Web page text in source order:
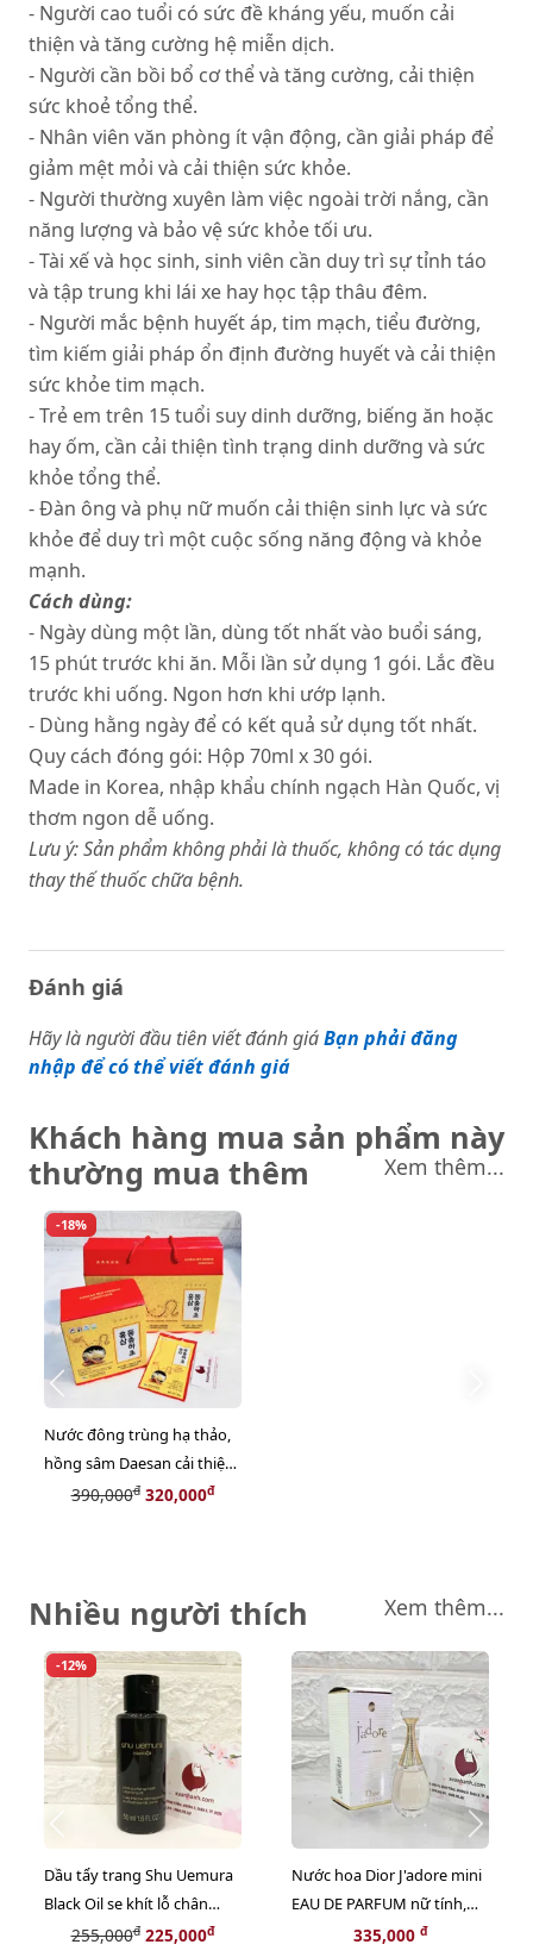
- Người cao tuổi có sức đề kháng yếu, muốn cải
thiện và tăng cường hệ miễn dịch.
- Người cần bồi bổ cơ thể và tăng cường, cải thiện
sức khoẻ tổng thể.
- Nhân viên văn phòng ít vận động, cần giải pháp để
giảm mệt mỏi và cải thiện sức khỏe.
- Người thường xuyên làm việc ngoài trời nắng, cần
năng lượng và bảo vệ sức khỏe tối ưu.
- Tài xế và học sinh, sinh viên cần duy trì sự tỉnh táo
và tập trung khi lái xe hay học tập thâu đêm.
- Người mắc bệnh huyết áp, tim mạch, tiểu đường,
tìm kiếm giải pháp ổn định đường huyết và cải thiện
sức khỏe tim mạch.
- Trẻ em trên 15 tuổi suy dinh dưỡng, biếng ăn hoặc
hay ốm, cần cải thiện tình trạng dinh dưỡng và sức
khỏe tổng thể.
- Đàn ông và phụ nữ muốn cải thiện sinh lực và sức
khỏe để duy trì một cuộc sống năng động và khỏe
mạnh.
Cách dùng:
- Ngày dùng một lần, dùng tốt nhất vào buổi sáng,
15 phút trước khi ăn. Mỗi lần sử dụng 1 gói. Lắc đều
trước khi uống. Ngon hơn khi ướp lạnh.
- Dùng hằng ngày để có kết quả sử dụng tốt nhất.
Quy cách đóng gói: Hộp 70ml x 30 gói.
Made in Korea, nhập khẩu chính ngạch Hàn Quốc, vị
thơm ngon dễ uống.
Lưu ý:Sản phẩm không phải là thuốc, không có tác dụng
thay thế thuốc chữa bệnh.
Đánh giá
Hãy là người đầu tiên viết đánh giáBạn phải đăng
nhập để có thể viết đánh giá
Khách hàng mua sản phẩm này
thường mua thêm
Xem thêm...
-18%
Nước đông trùng hạ thảo,
hồng sâm Daesan cải thiện
giấc ngủ, tăng sinh lực, 20
390,000đ320,000đ
Nhiều người thích Xem thêm...
-12%
Dầu tẩy trang Shu Uemura
Black Oil se khít lỗ chân
lông, sạch bã nhờn - 50ml
255,000đ225,000đ
Nước hoa Dior J'adore mini
EAU DE PARFUM nữ tính,
sang trọng - EDP, 5ml.
335,000 đ